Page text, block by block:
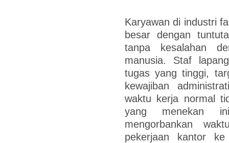
Karyawan di industri
besar dengan
tanpa kesalahan
manusia. Staf
tugas yang tinggi,
kewajiban
waktu kerja normal
yang menekan
mengorbankan
pekerjaan kantor